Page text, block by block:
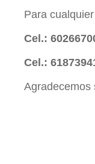
Para
Cel.:
Cel.:
Agradecemos